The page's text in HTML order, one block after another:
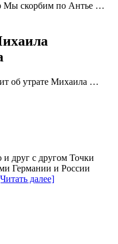
Мы скорбим по Антье …
об утрате Михаила …
друг с другом Точки
Германии и России
далее]